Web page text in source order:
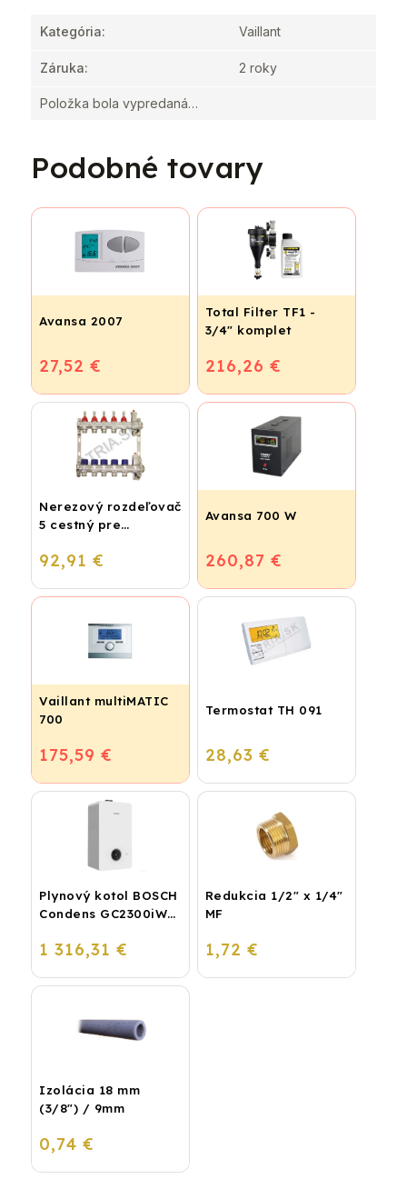
Kategória: Vaillant
Záruka: 2 roky
Položka bola vypredaná…
Podobné tovary
Avansa 2007
27,52 €
Total Filter TF1 -
3/4" komplet
216,26 €
Nerezový rozdeľovač
5 cestný pre
vykurovanie
92,91 €
Avansa 700 W
260,87 €
Vaillant multiMATIC
700
175,59 €
Termostat TH 091
28,63 €
Plynový kotol BOSCH
Condens GC2300iW
kondenzačný
1 316,31 €
Redukcia 1/2" x 1/4"
MF
1,72 €
Izolácia 18 mm
(3/8") / 9mm
0,74 €